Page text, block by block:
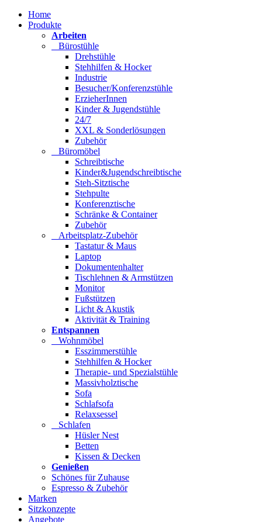
Home
Produkte
Arbeiten
Bürostühle
Drehstühle
Stehhilfen & Hocker
Industrie
Besucher/Konferenzstühle
ErzieherInnen
Kinder & Jugendstühle
24/7
XXL & Sonderlösungen
Zubehör
Büromöbel
Schreibtische
Kinder&Jugendschreibtische
Steh-Sitztische
Stehpulte
Konferenztische
Schränke & Container
Zubehör
Arbeitsplatz-Zubehör
Tastatur & Maus
Laptop
Dokumentenhalter
Tischlehnen & Armstützen
Monitor
Fußstützen
Licht & Akustik
Aktivität & Training
Entspannen
Wohnmöbel
Esszimmerstühle
Stehhilfen & Hocker
Therapie- und Spezialstühle
Massivholztische
Sofa
Schlafsofa
Relaxsessel
Schlafen
Hüsler Nest
Betten
Kissen & Decken
Genießen
Schönes für Zuhause
Espresso & Zubehör
Marken
Sitzkonzepte
Angebote